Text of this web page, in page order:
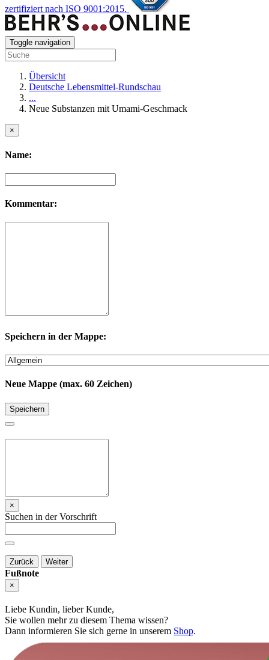
zertifiziert nach ISO 9001:2015.
Toggle navigation
Übersicht
Deutsche Lebensmittel-Rundschau
...
Neue Substanzen mit Umami-Geschmack
×
Name:
Kommentar:
Speichern in der Mappe:
Neue Mappe (max. 60 Zeichen)
Speichern
×
Suchen in der Vorschrift
Zurück Weiter
Fußnote
×
Liebe Kundin, lieber Kunde,
Sie wollen mehr zu diesem Thema wissen?
Dann informieren Sie sich gerne in unserem Shop.